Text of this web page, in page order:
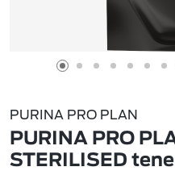
PURINA PRO PLAN
PURINA PRO
STERILISED